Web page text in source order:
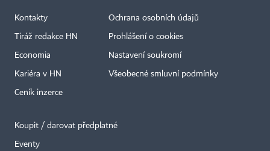
Kontakty
Tiráž redakce HN
Economia
Kariéra v HN
Ceník inzerce
Ochrana osobních údajů
Prohlášení o cookies
Nastavení soukromí
Všeobecné smluvní podmínky
Koupit / darovat předplatné
Eventy